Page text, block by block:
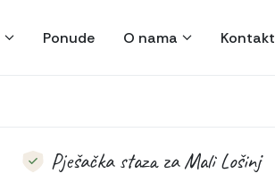
Ponude O nama Kontakt
Pješačka staza za Mali Lošinj